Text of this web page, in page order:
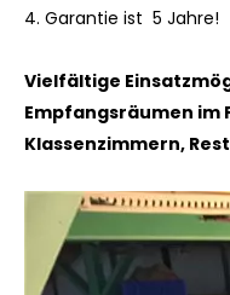
4. Garantie ist 5 Jahre!
Vielfältige
Empfangsräumen im
Klassenzimmern,